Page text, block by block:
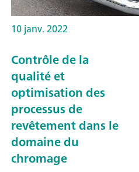
10 janv. 2022
Contrôle de la
qualité et
optimisation des
processus de
revêtement dans le
domaine du
chromage